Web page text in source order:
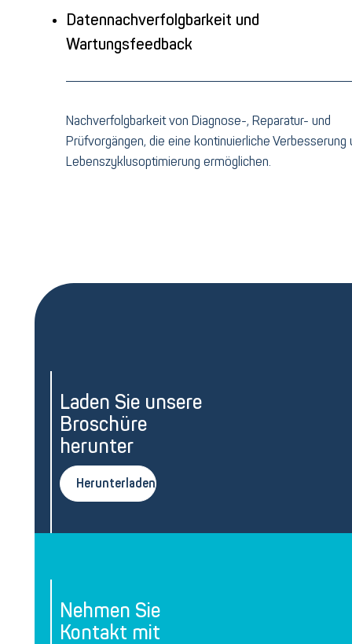
Datennachverfolgbarkeit und
Wartungsfeedback
Nachverfolgbarkeit von Diagnose-, Reparatur- und
Prüfvorgängen, die eine kontinuierliche Verbesserung
Lebenszyklusoptimierung ermöglichen.
Laden Sie unsere
Broschüre
herunter
Herunterladen
Nehmen Sie
Kontakt mit